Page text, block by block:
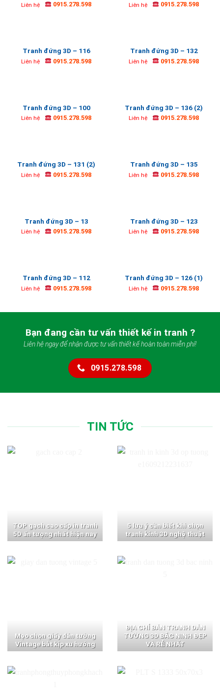
Liên hệ 0915.278.598 Liên hệ 0915.278.598
Tranh đứng 3D – 116
Liên hệ 0915.278.598
Tranh đứng 3D – 132
Liên hệ 0915.278.598
Tranh đứng 3D – 100
Liên hệ 0915.278.598
Tranh đứng 3D – 136 (2)
Liên hệ 0915.278.598
Tranh đứng 3D – 131 (2)
Liên hệ 0915.278.598
Tranh đứng 3D – 135
Liên hệ 0915.278.598
Tranh đứng 3D – 13
Liên hệ 0915.278.598
Tranh đứng 3D – 123
Liên hệ 0915.278.598
Tranh đứng 3D – 112
Liên hệ 0915.278.598
Tranh đứng 3D – 126 (1)
Liên hệ 0915.278.598
Bạn đang cần tư vấn thiết kế in tranh ?
Liên hệ ngay để nhận được tư vấn thiết kế hoàn toàn miễn phí!
0915.278.598
TIN TỨC
TOP gạch cao cấp in tranh
5D ấn tượng nhất hiện nay
5 lưu ý cần biết khi chọn
tranh kính 3D nghệ thuật
Mẹo chọn giấy dán tường
Vintage bắt kịp xu hướng
ĐỊA CHỈ BÁN TRANH DÁN
TƯỜNG 3D BẮC NINH ĐẸP
VÀ RẺ NHẤT